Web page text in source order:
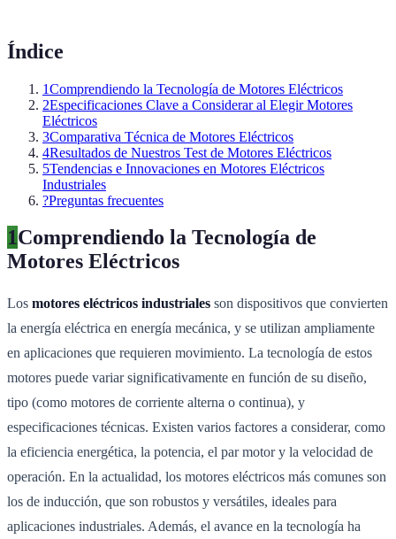
Índice
1Comprendiendo la Tecnología de Motores Eléctricos
2Especificaciones Clave a Considerar al Elegir Motores
Eléctricos
3Comparativa Técnica de Motores Eléctricos
4Resultados de Nuestros Test de Motores Eléctricos
5Tendencias e Innovaciones en Motores Eléctricos
Industriales
?Preguntas frecuentes
1Comprendiendo la Tecnología de
Motores Eléctricos
Los motores eléctricos industriales son dispositivos que convierten
la energía eléctrica en energía mecánica, y se utilizan ampliamente
en aplicaciones que requieren movimiento. La tecnología de estos
motores puede variar significativamente en función de su diseño,
tipo (como motores de corriente alterna o continua), y
especificaciones técnicas. Existen varios factores a considerar, como
la eficiencia energética, la potencia, el par motor y la velocidad de
operación. En la actualidad, los motores eléctricos más comunes son
los de inducción, que son robustos y versátiles, ideales para
aplicaciones industriales. Además, el avance en la tecnología ha